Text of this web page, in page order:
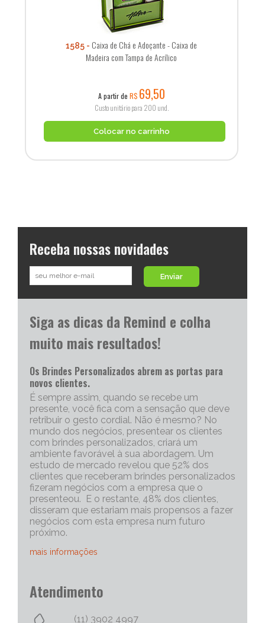
1585
Caixa de Chá e Adoçante - Caixa de
Madeira com Tampa de Acrílico
A partir de R$ 69,50
Custo unitário para 200 und.
Colocar no carrinho
Receba nossas novidades
Enviar
Siga as dicas da Remind e colha
muito mais resultados!
Os Brindes Personalizados abrem as portas para
novos clientes.
É sempre assim, quando se recebe um
presente, você fica com a sensação que deve
retribuir o gesto cordial. Não é mesmo? No
mundo dos negócios, presentear os clientes
com brindes personalizados, criará um
ambiente favorável à sua abordagem. Um
estudo de mercado revelou que 52% dos
clientes que receberam brindes personalizados
fizeram negócios com a empresa que o
presenteou. E o restante, 48% dos clientes,
disseram que estariam mais propensos a fazer
negócios com esta empresa num futuro
próximo.
mais informações
eficazes para iniciar uma conversa com um
corporativo, quanto mais exclusivo e
Atendimento
(11) 3902 4997